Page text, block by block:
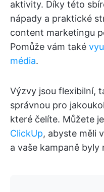
aktivity. Díky této
nápady a praktické
content marketingu
Pomůže vám také
média.
Výzvy jsou flexibilní,
správnou pro
které čelíte. Můžete
ClickUp, abyste měli
a vaše kampaně byly